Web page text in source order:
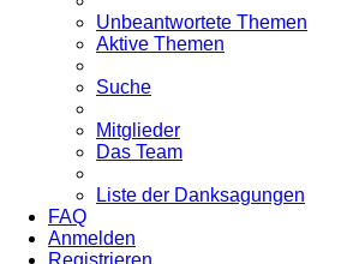
Unbeantwortete Themen
Aktive Themen
Suche
Mitglieder
Das Team
Liste der Danksagungen
FAQ
Anmelden
Registrieren